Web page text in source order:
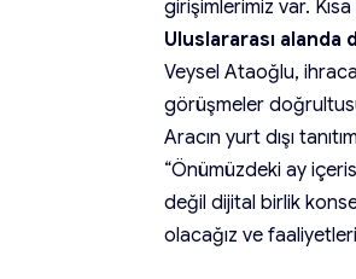
girişimlerimiz var.
Uluslararası alanda
Veysel Ataoğlu,
görüşmeler
Aracın yurt dışı
“Önümüzdeki ay
değil dijital birlik
olacağız ve